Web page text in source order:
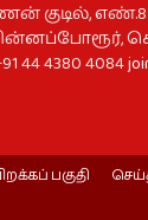
குடில்,
4380 4084
பகுதி